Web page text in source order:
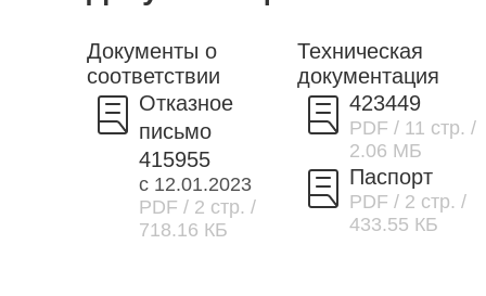
Документы о
соответствии
Отказное
письмо
415955
с 12.01.2023
PDF / 2 стр. /
718.16 КБ
Техническая
документация
423449
PDF / 11 стр. /
2.06 МБ
Паспорт
PDF / 2 стр. /
433.55 КБ